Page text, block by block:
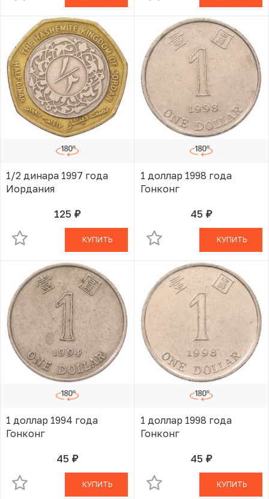
1/2 динара 1997 года
Иордания
125 руб.В КОРЗИНЕ
КУПИТЬ
1 доллар 1998 года
Гонконг
45 руб.В КОРЗИНЕ
КУПИТЬ
1 доллар 1994 года
Гонконг
45 руб.В КОРЗИНЕ
КУПИТЬ
1 доллар 1998 года
Гонконг
45 руб.В КОРЗИНЕ
КУПИТЬ